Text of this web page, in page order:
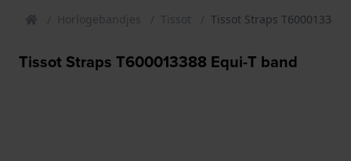
Horlogebandjes Tissot Tissot Straps T600013388
Tissot Straps T600013388 Equi-T band